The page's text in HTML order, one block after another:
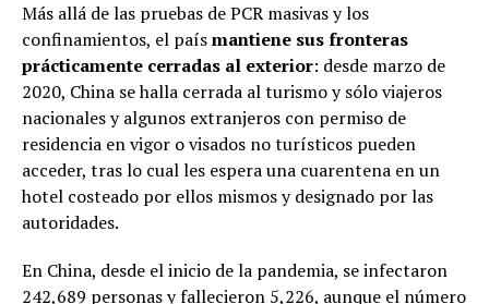
Más allá de las pruebas de PCR masivas y los
confinamientos, el paísmantiene sus fronteras
prácticamente cerradas al exterior: desde marzo de
2020, China se halla cerrada al turismo y sólo viajeros
nacionales y algunos extranjeros con permiso de
residencia en vigor o visados no turísticos pueden
acceder, tras lo cual les espera una cuarentena en un
hotel costeado por ellos mismos y designado por las
autoridades.
En China, desde el inicio de la pandemia, se infectaron
242,689 personas y fallecieron 5,226, aunque el número